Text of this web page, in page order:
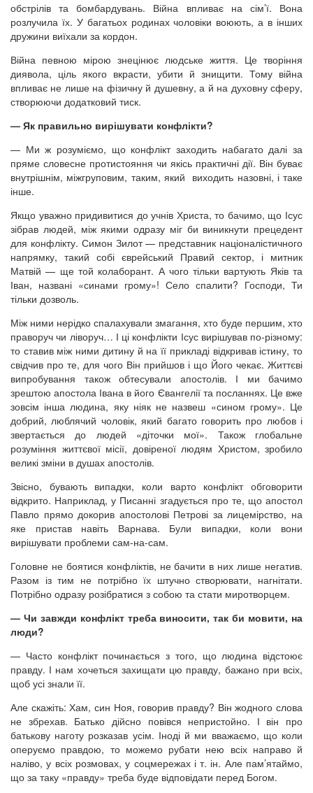
обстрілів та бомбардувань. Війна впливає на сім’ї. Вона
розлучила їх. У багатьох родинах чоловіки воюють, а в інших
дружини виїхали за кордон.
Війна певною мірою знецінює людське життя. Це творіння
диявола, ціль якого вкрасти, убити й знищити. Тому війна
впливає не лише на фізичну й душевну, а й на духовну сферу,
створюючи додатковий тиск.
— Як правильно вирішувати конфлікти?
— Ми ж розуміємо, що конфлікт заходить набагато далі за
пряме словесне протистояння чи якісь практичні дії. Він буває
внутрішнім, міжгруповим, таким, який виходить назовні, і таке
інше.
Якщо уважно придивитися до учнів Христа, то бачимо, що Ісус
зібрав людей, між якими одразу міг би виникнути прецедент
для конфлікту. Симон Зилот — представник націоналістичного
напрямку, такий собі єврейський Правий сектор, і митник
Матвій — ще той колаборант. А чого тільки вартують Яків та
Іван, названі «синами грому»! Село спалити? Господи, Ти
тільки дозволь.
Між ними нерідко спалахували змагання, хто буде першим, хто
праворуч чи ліворуч… І ці конфлікти Ісус вирішував по-різному:
то ставив між ними дитину й на її прикладі відкривав істину, то
свідчив про те, для чого Він прийшов і що Його чекає. Життєві
випробування також обтесували апостолів. І ми бачимо
зрештою апостола Івана в його Євангелії та посланнях. Це вже
зовсім інша людина, яку ніяк не назвеш «сином грому». Це
добрий, люблячий чоловік, який багато говорить про любов і
звертається до людей «діточки мої». Також глобальне
розуміння життєвої місії, довіреної людям Христом, зробило
великі зміни в душах апостолів.
Звісно, бувають випадки, коли варто конфлікт обговорити
відкрито. Наприклад, у Писанні згадується про те, що апостол
Павло прямо докорив апостолові Петрові за лицемірство, на
яке пристав навіть Варнава. Були випадки, коли вони
вирішувати проблеми сам-на-сам.
Головне не боятися конфліктів, не бачити в них лише негатив.
Разом із тим не потрібно їх штучно створювати, нагнітати.
Потрібно одразу розібратися з собою та стати миротворцем.
— Чи завжди конфлікт треба виносити, так би мовити, на
люди?
— Часто конфлікт починається з того, що людина відстоює
правду. І нам хочеться захищати цю правду, бажано при всіх,
щоб усі знали її.
Але скажіть: Хам, син Ноя, говорив правду? Він жодного слова
не збрехав. Батько дійсно повівся непристойно. І він про
батькову наготу розказав усім. Іноді й ми вважаємо, що коли
оперуємо правдою, то можемо рубати нею всіх направо й
наліво, у всіх розмовах, у соцмережах і т. ін. Але пам’ятаймо,
що за таку «правду» треба буде відповідати перед Богом.